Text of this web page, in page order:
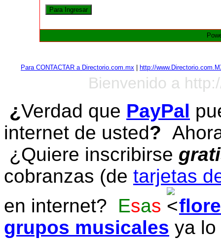
Para CONTACTAR a Directorio.com.mx http://
Bienvenido a
¿Verdad que PayPal
internet de usted?
¿Quiere inscribirse
cobranzas (de tarjetas
en internet? Esas
grupos musicales ya